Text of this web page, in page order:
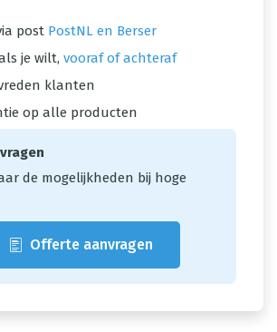
post PostNL en Berser
je wilt, vooraf of achteraf
klanten
op alle producten
de mogelijkheden bij hoge
Offerte aanvragen